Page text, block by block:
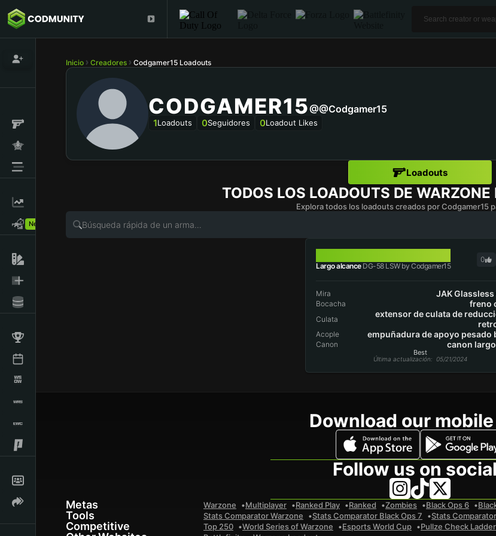
New!
Inicio Creadores Codgamer15 Loadouts
CODGAMER15@@codgamer15
1Loadouts 0Seguidores 0Loadout Likes
Loadouts
TODOS LOS LOADOUTS DE WARZONE
Explora todos los loadouts creados por Codgamer15
Largo alcanceDG-58 LSW by Codgamer15
0
Mira JAK
Bocacha freno
Culata
extensor de culata de
Acople empuñadura de apoyo pesado
Canon canon
Best
Última actualización: 05/21/2024
Download our
Follow us on
Metas Warzone Multiplayer Ranked Play Ranked Zombies Black Ops 6
Tools Stats Comparator Warzone Stats Comparator Black Ops 7 Stats
Competitive Top 250 World Series of Warzone Esports World Cup Pullze Check Ladder